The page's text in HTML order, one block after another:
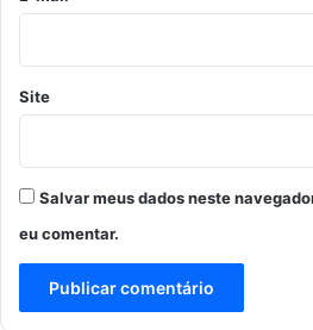
Site
Salvar meus dados neste
eu comentar.